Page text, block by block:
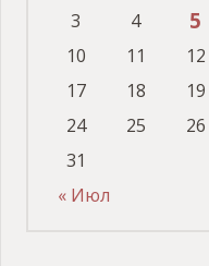
« Июл
3
4 5
10
11 12
17
18 19
24
25 26
31